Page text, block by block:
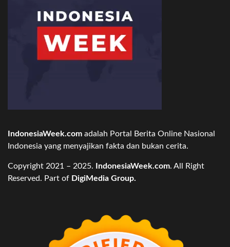
IndonesiaWeek.com adalah Portal Berita Online Nasional
Indonesia yang menyajikan fakta dan bukan cerita.
Copyright 2021 – 2025. IndonesiaWeek.com. All Right
Reserved. Part of DigiMedia Group.